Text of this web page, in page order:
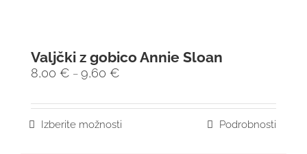
Valjčki z gobico Annie Sloan
8,00 € – 9,60 €
Izberite možnosti Podrobnosti